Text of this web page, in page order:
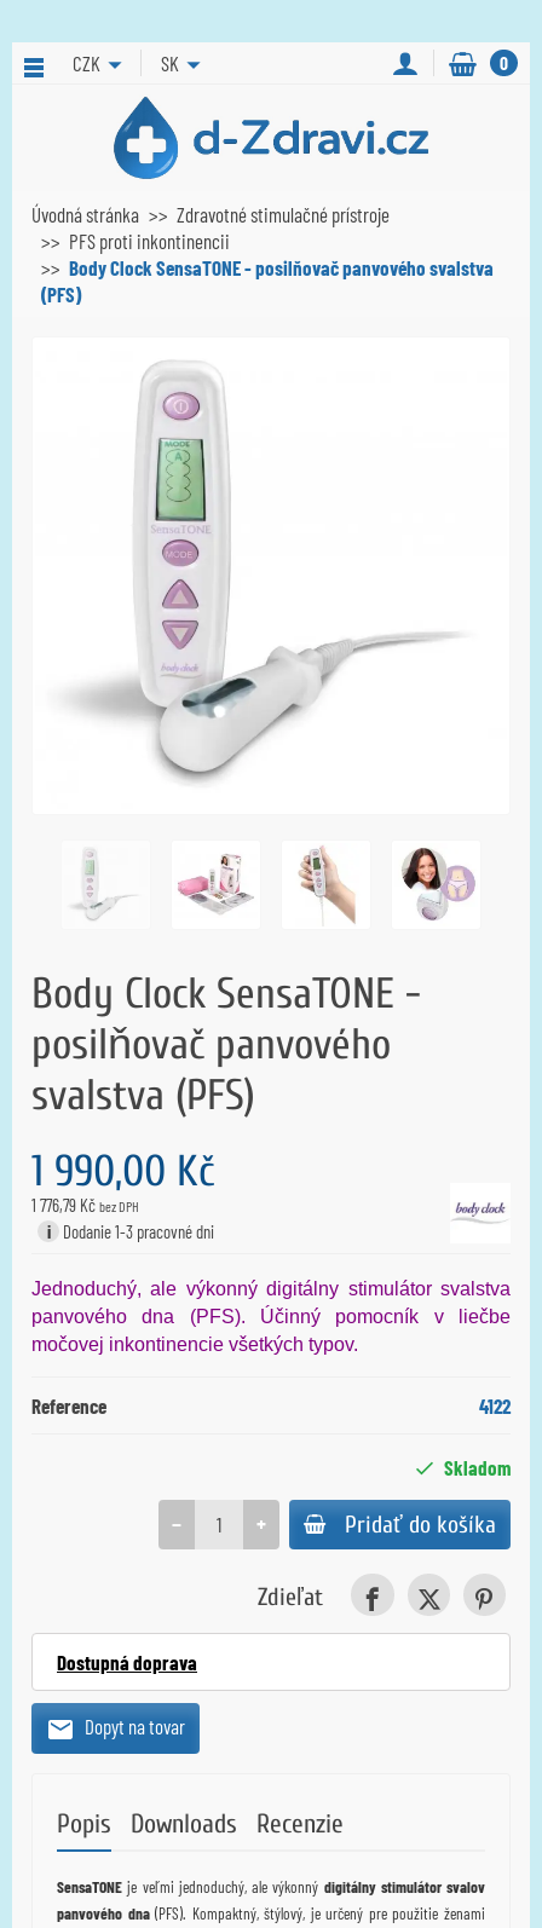
CZK SK 0
Úvodná stránka
Zdravotné stimulačné prístroje
PFS proti inkontinencii
Body Clock SensaTONE - posilňovač panvového svalstva
(PFS)
Body Clock SensaTONE -
posilňovač panvového
svalstva (PFS)
1 990,00 Kč
1 776,79 Kč bez DPH
i Dodanie 1-3 pracovné dni
Jednoduchý, ale výkonný digitálny stimulátor svalstva
panvového
dna (PFS). Účinný pomocník v
liečbe
močovej inkontinencie všetkých typov.
Reference 4122
Skladom
+
− Pridať do košíka
Zdieľat
Dostupná doprava
Dopyt na tovar
Popis Downloads Recenzie
SensaTONE je veľmi jednoduchý, ale výkonný digitálny stimulátor svalov
panvového dna(PFS). Kompaktný, štýlový, je určený pre použitie ženami